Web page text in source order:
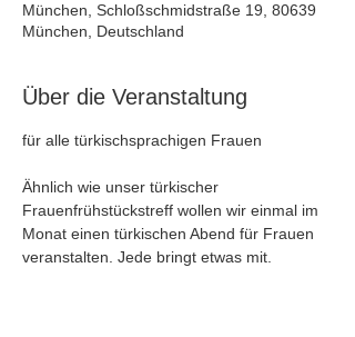
München, Schloßschmidstraße 19, 80639
München, Deutschland
Über die Veranstaltung
für alle türkischsprachigen Frauen
Ähnlich wie unser türkischer
Frauenfrühstückstreff wollen wir einmal im
Monat einen türkischen Abend für Frauen
veranstalten. Jede bringt etwas mit.